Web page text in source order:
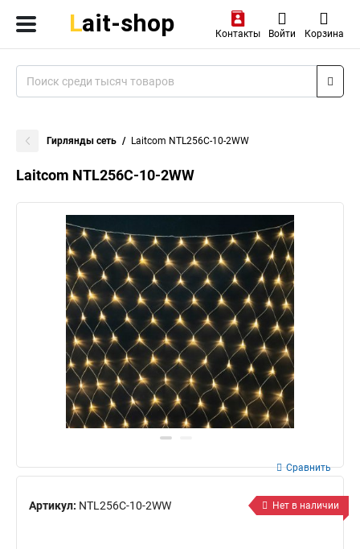
Контакты Войти Корзина
Гирлянды сеть Laitcom NTL256C-10-2WW
Laitcom NTL256C-10-2WW
Артикул: NTL256C-10-2WW
Сравнить
Нет в наличии